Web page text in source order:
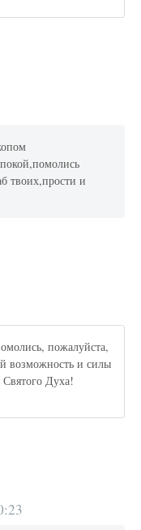
твоих,прости и
пожалуйста,
возможность и силы
Духа!